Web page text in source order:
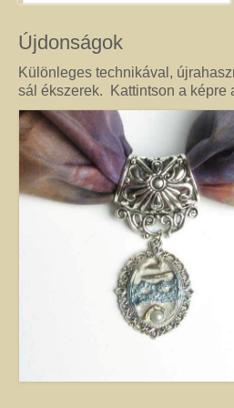
féldrágakő ékszer olyan különleges és
kedvelt színekhez illő egyedi vagy kis szériás
Drót ékszer
Nincs két egyforma dróthajlításos ékszer, mint
egyéniség sem. A kőbefoglalással készült
formája egyedi, hanem a mód, ahogy az
alkotás közben derül ki, hogy mit kíván a kő,
a foglalatot.) Még akkor sem tudom
készült darabok egyformák lesznek, ha a
csiszoltak. A drót sosem hajlik egyformán.
fantáziától egyedi a kézműves Harmónia
ékszereket gondosan válogatott valódi
felhasználásával készítem, így a gyógyító
pozitív hatásával rendelkeznek. (Néha
alkalmazok, hogy a végeredmény még
csak drót felhasználásával is tudok
Újdonságok
Különleges technikával,
sál ékszerek. Kattintson a képre